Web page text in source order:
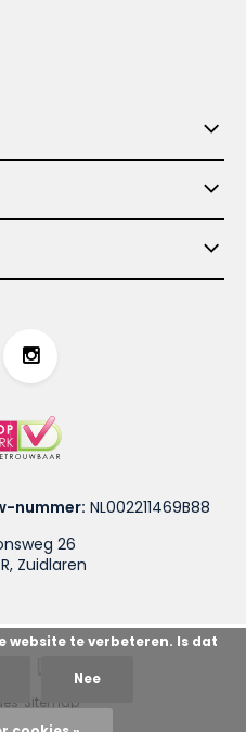
26
Zuidlaren
nummer: NL002211469B88
Sitemap
website te verbeteren. Is dat
Nee